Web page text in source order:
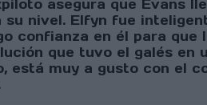
asegura que Evans
nivel. Elfyn fue
confianza en él para
que tuvo el galés en
está muy a gusto con el